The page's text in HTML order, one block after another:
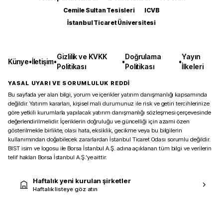
Cemile Sultan Tesisleri
ICVB
İstanbul Ticaret Üniversitesi
Künye•İletişim•
Gizlilik ve KVKK
Politikası
•
Doğrulama
Politikası
•
Yayın
İlkeleri
YASAL UYARI VE SORUMLULUK REDDİ
Bu sayfada yer alan bilgi, yorum ve içerikler yatırım danışmanlığı kapsamında
değildir. Yatırım kararları, kişisel mali durumunuz ile risk ve getiri tercihlerinize
göre yetkili kurumlarla yapılacak yatırım danışmanlığı sözleşmesi çerçevesinde
değerlendirilmelidir. İçeriklerin doğruluğu ve güncelliği için azami özen
gösterilmekle birlikte, olası hata, eksiklik, gecikme veya bu bilgilerin
kullanımından doğabilecek zararlardan İstanbul Ticaret Odası sorumlu değildir.
BIST isim ve logosu ile Borsa İstanbul A.Ş. adına açıklanan tüm bilgi ve verilerin
telif hakları Borsa İstanbul A.Ş.’ye aittir.
Haftalık yeni kurulan şirketler
Haftalık listeye göz atın